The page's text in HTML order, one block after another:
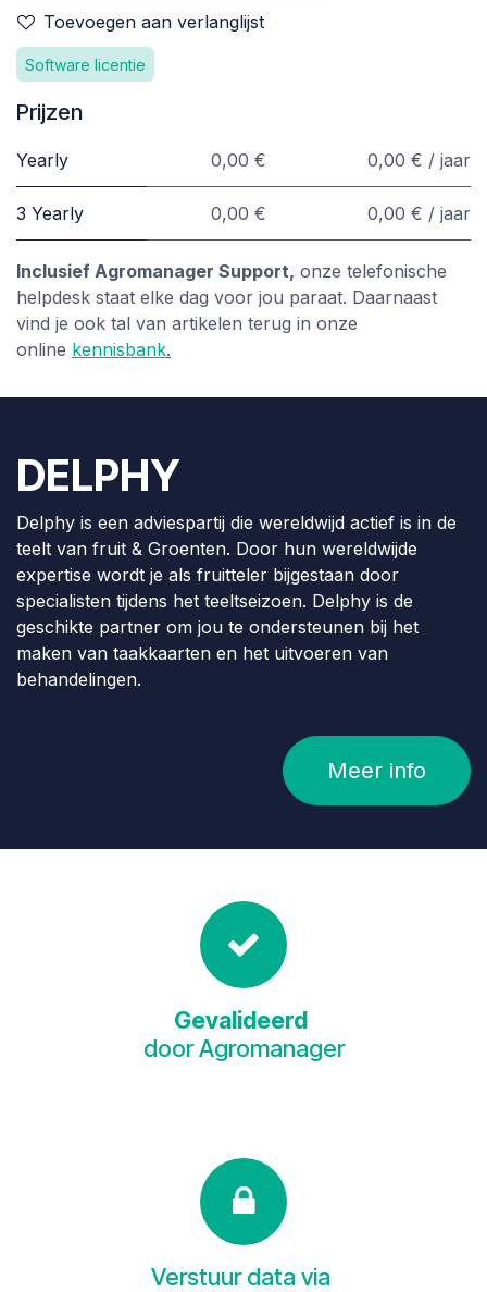
Toevoegen aan verlanglijst
Software licentie
Prijzen
Yearly 0,00 € 0,00 € / jaar
3 Yearly 0,00 € 0,00 € / jaar
Inclusief Agromanager Support, onze telefonische
helpdesk staat elke dag voor jou paraat. Daarnaast
vind je ook tal van artikelen terug in onze
online kennisbank.
DELPHY
Delphy is een adviespartij die wereldwijd actief is in de
teelt van fruit & Groenten. Door hun wereldwijde
expertise wordt je als fruitteler bijgestaan door
specialisten tijdens het teeltseizoen. Delphy is de
geschikte partner om jou te ondersteunen bij het
maken van taakkaarten en het uitvoeren van
behandelingen.
Meer info
Gevalideerd
door Agromanager
Verstuur data via